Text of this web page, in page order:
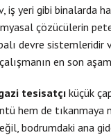
iş yeri gibi binalarda
çözücülerin
devre
çalışmanın en son
tesisatçıküçük
hem de tıkanmaya
bodrumdaki ana